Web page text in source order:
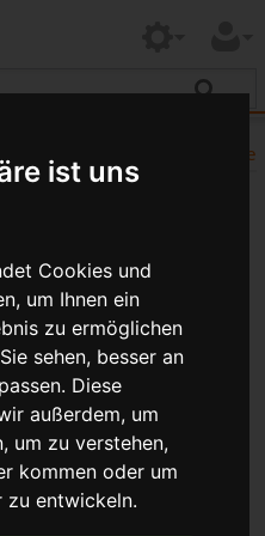
ist uns
Cookies und
um Ihnen ein
zu ermöglichen
sehen, besser an
Diese
außerdem, um
um zu verstehen,
kommen oder um
zu entwickeln.
Hilfe
für